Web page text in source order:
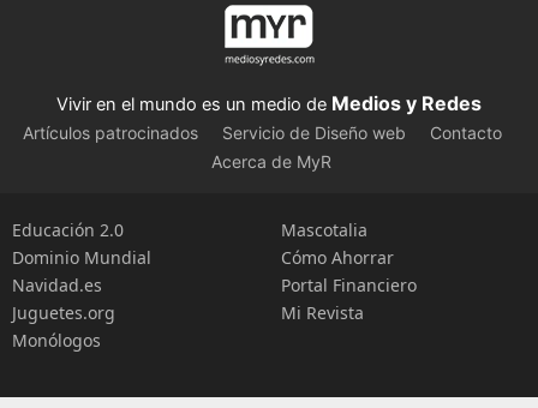
Vivir en el mundo es un medio de Medios y Redes
Artículos patrocinados Servicio de Diseño web
Contacto
Acerca de MyR
Educación 2.0
Dominio Mundial
Navidad.es
Juguetes.org
Monólogos
Mascotalia
Cómo Ahorrar
Portal Financiero
Mi Revista